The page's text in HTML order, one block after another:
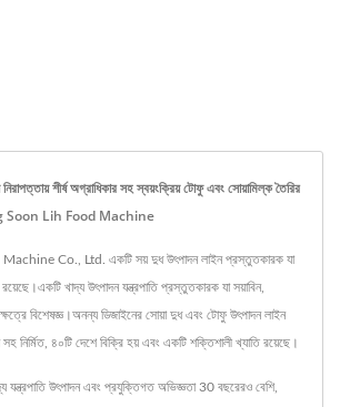
শীর্ষ অগ্রাধিকার সহ স্বয়ংক্রিয় টোফু এবং সোয়ামিল্ক তৈরির
Soon Lih Food Machine
Co., Ltd. একটি সয় দুধ উৎপাদন লাইন প্রস্তুতকারক যা
খাদ্য উৎপাদন যন্ত্রপাতি প্রস্তুতকারক যা সয়াবিন,
বিশেষজ্ঞ।অনন্য ডিজাইনের সোয়া দুধ এবং টোফু উৎপাদন লাইন
নির্মিত, ৪০টি দেশে বিক্রি হয় এবং একটি শক্তিশালী খ্যাতি রয়েছে।
উৎপাদন এবং প্রযুক্তিগত অভিজ্ঞতা 30 বছরেরও বেশি,